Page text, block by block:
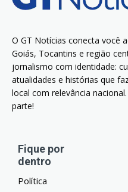
O GT Notícias conecta você
Goiás, Tocantins e região
jornalismo com identidade:
atualidades e histórias que
local com relevância
parte!
Fique por
dentro
Política